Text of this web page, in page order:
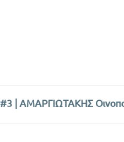
| ΑΜΑΡΓΙΩΤΑΚΗΣ